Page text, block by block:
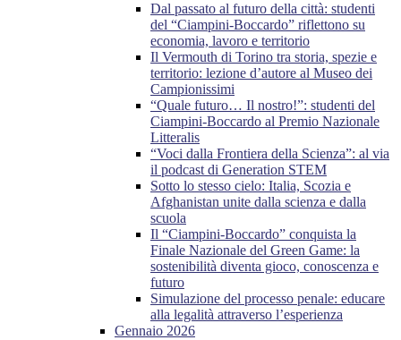
Dal passato al futuro della città: studenti
del “Ciampini-Boccardo” riflettono su
economia, lavoro e territorio
Il Vermouth di Torino tra storia, spezie e
territorio: lezione d’autore al Museo dei
Campionissimi
“Quale futuro… Il nostro!”: studenti del
Ciampini-Boccardo al Premio Nazionale
Litteralis
“Voci dalla Frontiera della Scienza”: al via
il podcast di Generation STEM
Sotto lo stesso cielo: Italia, Scozia e
Afghanistan unite dalla scienza e dalla
scuola
Il “Ciampini-Boccardo” conquista la
Finale Nazionale del Green Game: la
sostenibilità diventa gioco, conoscenza e
futuro
Simulazione del processo penale: educare
alla legalità attraverso l’esperienza
Gennaio 2026